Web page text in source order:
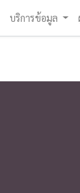
บริการข้อมูล